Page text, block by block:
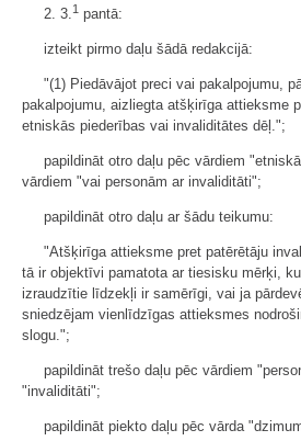
2. 3. 1 pantā:
izteikt pirmo daļu šādā redakcijā:
"(1) Piedāvājot preci vai pakalpojumu,
pakalpojumu, aizliegta atšķirīga attieksme
etniskās piederības vai invaliditātes dēļ.";
papildināt otro daļu pēc vārdiem
vārdiem "vai personām ar invaliditāti";
papildināt otro daļu ar šādu teikumu:
"Atšķirīga attieksme pret patērētāju
tā ir objektīvi pamatota ar tiesisku mērķi,
izraudzītie līdzekļi ir samērīgi, vai ja
sniedzējam vienlīdzīgas attieksmes
slogu.";
papildināt trešo daļu pēc vārdiem
"invaliditāti";
papildināt piekto daļu pēc vārda